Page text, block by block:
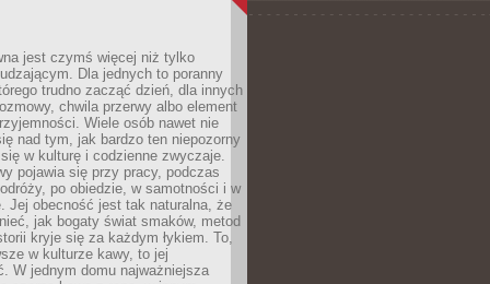
jest czymś więcej niż tylko
Dla jednych to poranny
trudno zacząć dzień, dla innych
chwila przerwy albo element
Wiele osób nawet nie
nad tym, jak bardzo ten niepozorny
się w kulturę i codzienne zwyczaje.
pojawia się przy pracy, podczas
po obiedzie, w samotności i w
Jej obecność jest tak naturalna, że
jak bogaty świat smaków, metod
kryje się za każdym łykiem. To,
w kulturze kawy, to jej
W jednym domu najważniejsza